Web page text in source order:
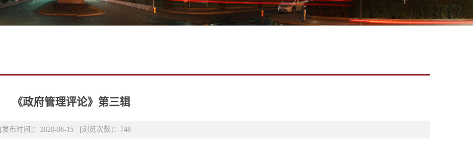
《政府管理评论》第三辑
[发布时间]：2020-06-15 [浏览次数]： 748